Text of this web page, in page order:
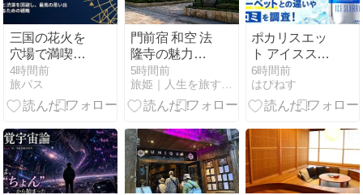
三国の花火を
穴場で満喫！
渋滞回避とお
すすめスポッ
ト完全攻略
4時間前
旅パス
門前宿 和空 法
隆寺の魅力
は？客室・ア
クセス・駐車
場を紹介
5時間前
旅姫｜人生を旅するすべての人のお供に
ポカリスエッ
ト アイススラ
リーはまずい
って本当？ シ
ャーベットと
ミを調査！
6時間前
はぴねす